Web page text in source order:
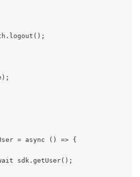
= async () => {
sdk.getUser();